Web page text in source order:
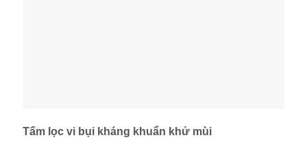
Tấm lọc vi bụi kháng khuẩn khử mùi